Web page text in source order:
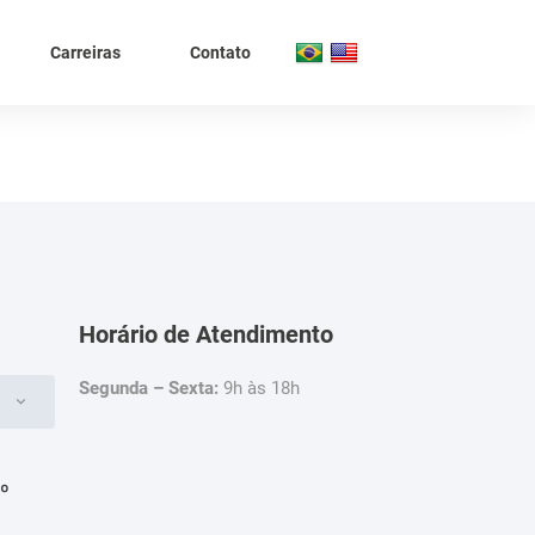
Carreiras Contato
Horário de Atendimento
Segunda – Sexta: 9h às 18h